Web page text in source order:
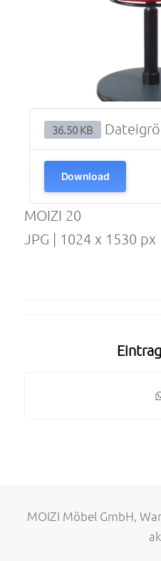
36.50 KB
Download
MOIZI 20
JPG | 1024 x 1530 px
MOIZI Möbel GmbH,